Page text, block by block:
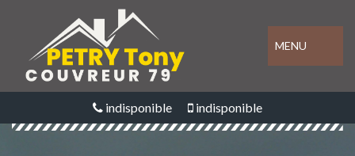
MENU
indisponible indisponible